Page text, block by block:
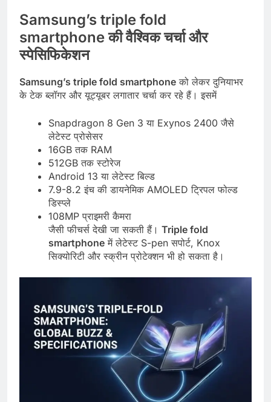
Samsung’s triple fold
smartphoneकी वैश्विक चर्चा और
स्पेसिफिकेशन
Samsung’s triple fold smartphone को लेकर दुनियाभर
के टेक ब्लॉगर और यूट्यूबर लगातार चर्चा कर रहे हैं। इसमें
Snapdragon 8 Gen 3 या Exynos 2400 जैसे
लेटेस्ट प्रोसेसर
16GB तक RAM
512GB तक स्टोरेज
Android 13 या लेटेस्ट बिल्ड
7.9-8.2 इंच की डायनेमिक AMOLED ट्रिपल फोल्ड
डिस्प्ले
108MP प्राइमरी कैमरा
जैसी फीचर्स देखी जा सकती हैं। Triple fold
smartphone में लेटेस्ट S-pen सपोर्ट, Knox
सिक्योरिटी और स्क्रीन प्रोटेक्शन भी हो सकता है।